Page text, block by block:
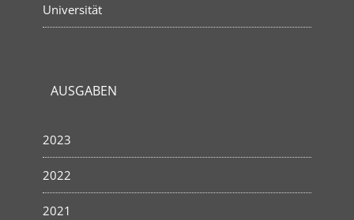
Universität
AUSGABEN
2023
2022
2021